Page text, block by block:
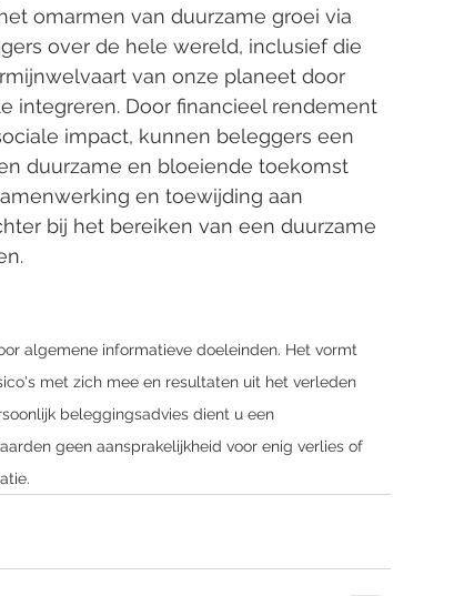
over de hele wereld, inclusief die
van onze planeet door
integreren. Door financieel rendement
impact, kunnen beleggers een
duurzame en bloeiende toekomst
en toewijding aan
bij het bereiken van een duurzame
algemene informatieve doeleinden. Het vormt
met zich mee en resultaten uit het verleden
beleggingsadvies dient u een
geen aansprakelijkheid voor enig verlies of